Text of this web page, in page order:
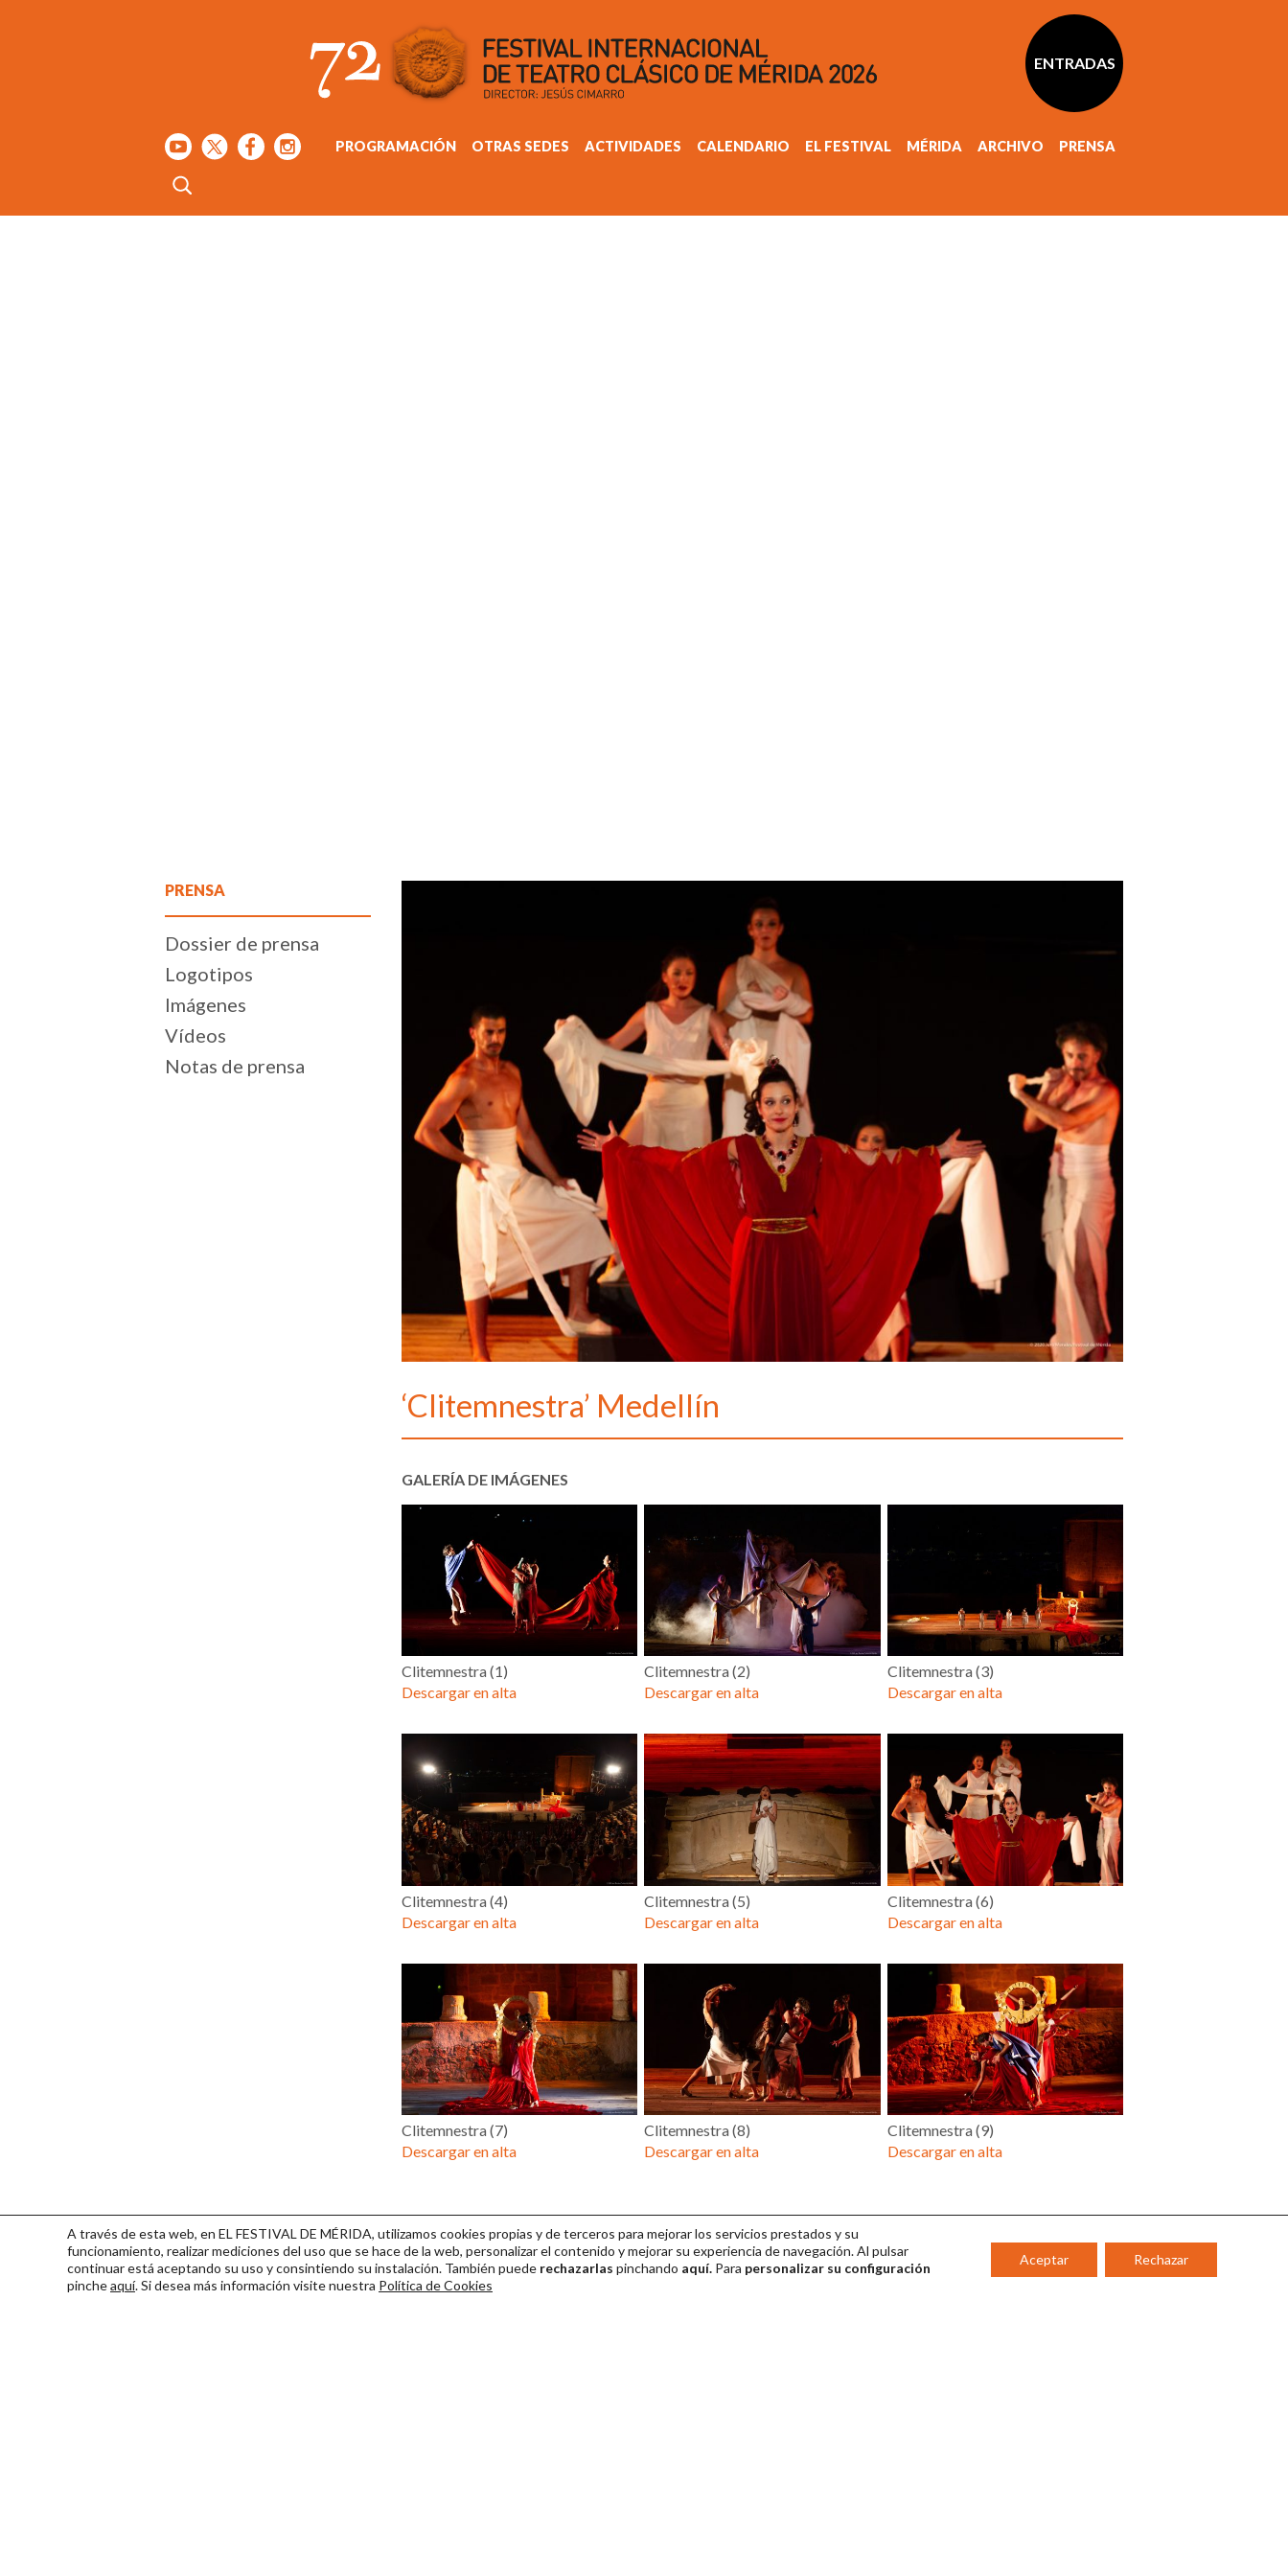
ENTRADAS
PROGRAMACIÓN OTRAS SEDES ACTIVIDADES CALENDARIO EL FESTIVAL MÉRIDA ARCHIVO PRENSA
PRENSA
Dossier de prensa
Logotipos
Imágenes
Vídeos
Notas de prensa
‘Clitemnestra’ Medellín
GALERÍA DE IMÁGENES
Clitemnestra (1)
Descargar en alta
Clitemnestra (2)
Descargar en alta
Clitemnestra (3)
Descargar en alta
Clitemnestra (4)
Descargar en alta
Clitemnestra (5)
Descargar en alta
Clitemnestra (6)
Descargar en alta
Clitemnestra (7)
Descargar en alta
Clitemnestra (8)
Descargar en alta
Clitemnestra (9)
Descargar en alta
A través de esta web, en EL FESTIVAL DE MÉRIDA, utilizamos cookies propias y de terceros para mejorar los servicios prestados y su
funcionamiento, realizar mediciones del uso que se hace de la web, personalizar el contenido y mejorar su experiencia de navegación. Al pulsar
continuarestá aceptando su uso y consintiendo su instalación. También puede rechazarlas pinchando aquí. Para personalizar su configuración
pincheaquí. Si desea más información visite nuestra Política de Cookies
Aceptar Rechazar